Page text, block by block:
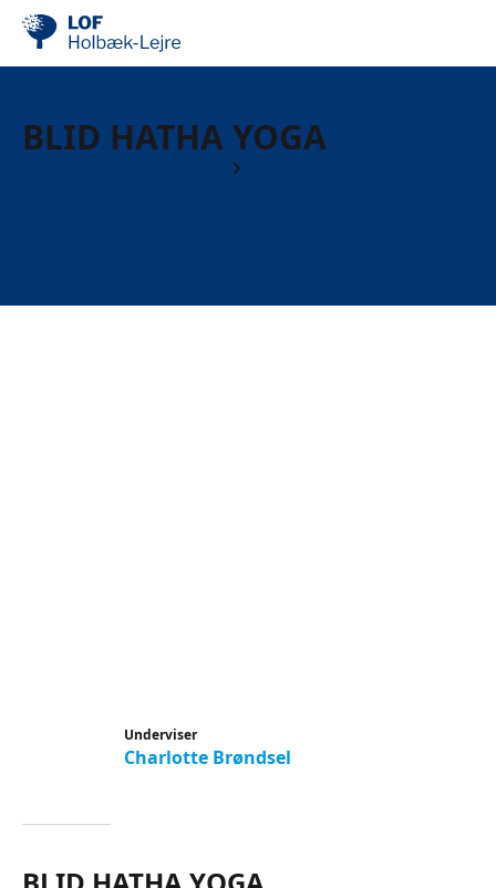
BLID HATHA YOGA
Underviser
Charlotte Brøndsel